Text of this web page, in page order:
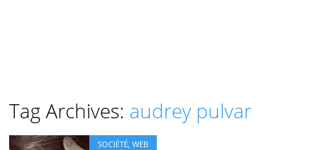
Tag Archives: audrey pulvar
SOCIÉTÉ ,WEB